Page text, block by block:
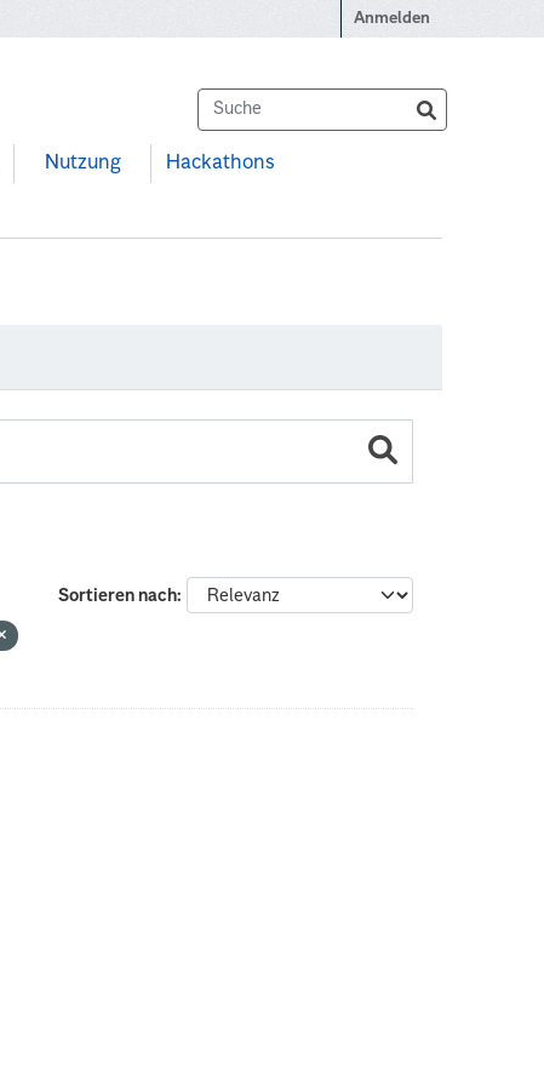
Anmelden
Nutzung Hackathons
Sortieren nach